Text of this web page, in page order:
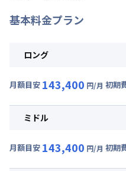
基本料金プラン
ロング
月額目安 143,400 円/月 初期
月額賃料目安(30日利用)
光熱費他 : 24,000円/月 (800
ミドル
月額目安 143,400 円/月 初期